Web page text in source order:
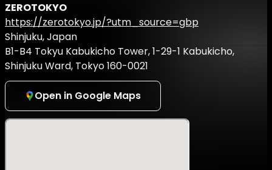
【イベントに関して】
・20歳未満の方はご入場できません
・FASTPASS TICKETが完売した際、DOOR・DISCOUNTの
お客様はご入場ができない場合がございますので予めご了承
ください
・FASTPASS TICKETご購入後の払い戻しや、FASTPASS
TICKETご購後にDISCOUNTでご入場される場合、
FASTPASS TICKETとの差額分のご返金は不可となりますの
で予めご了承ください
ZEROTOKYO
https://zerotokyo.jp/?utm_source=gbp
Shinjuku, Japan
B1-B4 Tokyu Kabukicho Tower, 1-29-1 Kabukicho,
Shinjuku Ward, Tokyo 160-0021
Open in Google Maps